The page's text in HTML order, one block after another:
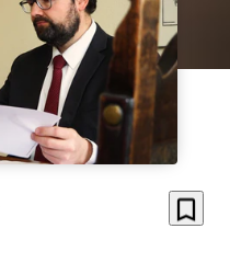
bookmark_border